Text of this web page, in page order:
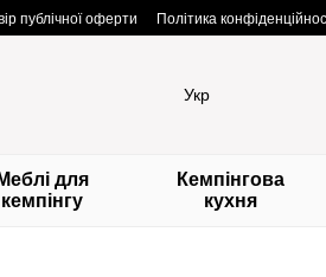
публічної оферти Політика
Укр
Меблі для
кемпінгу
Кемпінгова
кухня